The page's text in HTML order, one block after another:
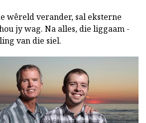
wêreld verander, sal eksterne
jy wag. Na alles, die liggaam -
van die siel.